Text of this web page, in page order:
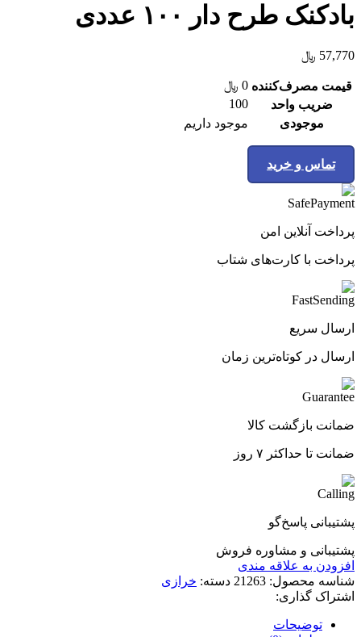
بادکنک طرح دار ۱۰۰ عددی
57,770 ﷼
قیمت مصرف‌کننده 0 ﷼
ضریب واحد
100
موجودی
موجود داریم
تماس و خرید
پرداخت آنلاین امن
پرداخت با کارت‌های شتاب
ارسال سریع
ارسال در کوتاه‌ترین زمان
ضمانت بازگشت کالا
ضمانت تا حداکثر ۷ روز
پشتیبانی پاسخ‌گو
پشتیبانی و مشاوره فروش
افزودن به علاقه مندی
شناسه محصول: 21263 دسته: خرازی
اشتراک گذاری:
توضیحات